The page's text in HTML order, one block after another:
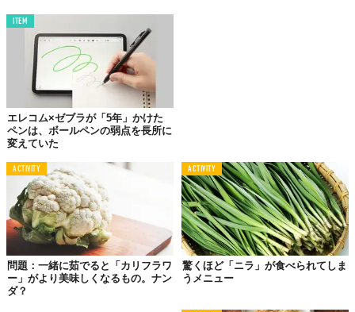
ITEM
エレコム×ゼブラが「5年」かけた
ペンは、ボールペンの弱点を長所に
変えていた
ACTIVITY
問題：一緒に茹でると「カリフラワ
ー」がより美味しくなるもの。ナン
ダ？
ACTIVITY
驚くほど「ニラ」が食べられてしま
うメニュー